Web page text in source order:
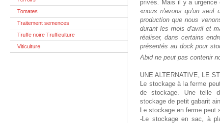
Tomates
Traitement semences
Truffe noire Trufficulture
Viticulture
privés. Mais il y a
«nous n'avons qu'un seul
production que nous
durant les mois d'avril et
réaliser, dans certains
présentés au dock pour
Abid ne peut pas contenir
UNE ALTERNATIVE, LE
Le stockage à la ferme
de stockage. Une telle
stockage de petit gabarit
Le stockage en ferme peut
-Le stockage en sac, à